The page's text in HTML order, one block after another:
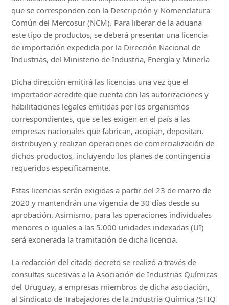
que se corresponden con la Descripción y Nomenclatura
Común del Mercosur (NCM). Para liberar de la aduana
este tipo de productos, se deberá presentar una licencia
de importación expedida por la Dirección Nacional de
Industrias, del Ministerio de Industria, Energía y Minería
Dicha dirección emitirá las licencias una vez que el
importador acredite que cuenta con las autorizaciones y
habilitaciones legales emitidas por los organismos
correspondientes, que se les exigen en el país a las
empresas nacionales que fabrican, acopian, depositan,
distribuyen y realizan operaciones de comercialización de
dichos productos, incluyendo los planes de contingencia
requeridos específicamente.
Estas licencias serán exigidas a partir del 23 de marzo de
2020 y mantendrán una vigencia de 30 días desde su
aprobación. Asimismo, para las operaciones individuales
menores o iguales a las 5.000 unidades indexadas (UI)
será exonerada la tramitación de dicha licencia.
La redacción del citado decreto se realizó a través de
consultas sucesivas a la Asociación de Industrias Químicas
del Uruguay, a empresas miembros de dicha asociación,
al Sindicato de Trabajadores de la Industria Química (STIQ